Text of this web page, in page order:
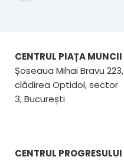
CENTRUL PIAȚA MUNCII
Șoseaua Mihai Bravu 223,
clădirea Optidol, sector
3, București
CENTRUL PROGRESULUI